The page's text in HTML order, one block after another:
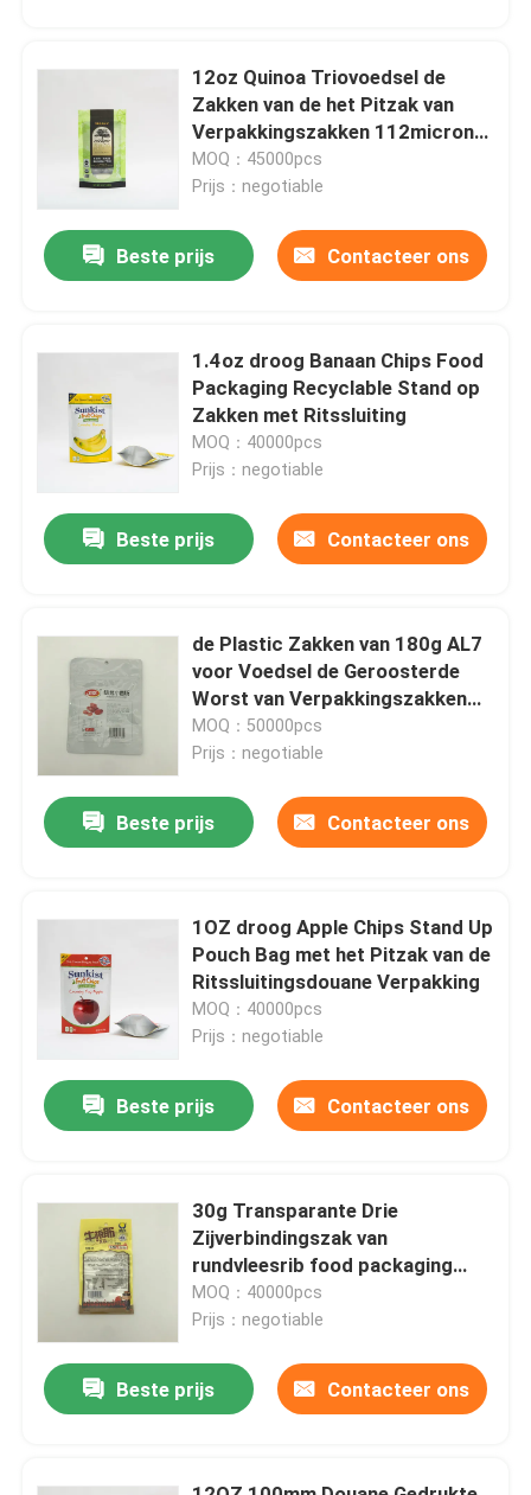
Thuis
Over ons
Fabrieksreis
Kwaliteitscontrole
nieuws
voedsel verpakkingszakken
Koffie Verpakkende Zakken
12oz Quinoa Triovoedsel de
Zakken van de het Pitzak van
Verpakkingszakken 112micron
voor Voedsel
MOQ：45000pcs
Prijs：negotiable
Beste prijs Contacteer ons
1.4oz droog Banaan Chips Food
Packaging Recyclable Stand op
Zakken met Ritssluiting
MOQ：40000pcs
Prijs：negotiable
Beste prijs Contacteer ons
de Plastic Zakken van 180g AL7
voor Voedsel de Geroosterde
Worst van Verpakkingszakken
Klusje met Ritssluiting
MOQ：50000pcs
Prijs：negotiable
Beste prijs Contacteer ons
1OZ droog Apple Chips Stand Up
Pouch Bag met het Pitzak van de
Ritssluitingsdouane Verpakking
MOQ：40000pcs
Prijs：negotiable
Beste prijs Contacteer ons
30g Transparante Drie
Zijverbindingszak van
rundvleesrib food packaging
bags CPP
MOQ：40000pcs
Prijs：negotiable
Beste prijs Contacteer ons